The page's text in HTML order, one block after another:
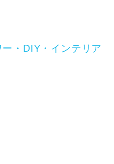
・DIY・インテリア